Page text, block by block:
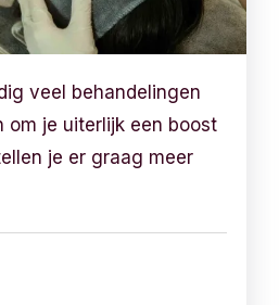
veel behandelingen
om je uiterlijk een boost
je er graag meer